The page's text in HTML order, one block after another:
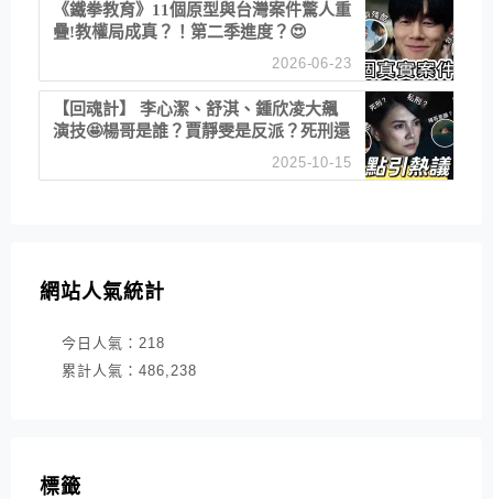
《鐵拳教育》11個原型與台灣案件驚人重
疊!教權局成真？！第二季進度？😍
2026-06-23
【回魂計】 李心潔、舒淇、鍾欣凌大飆
演技🤩楊哥是誰？賈靜雯是反派？死刑還
2025-10-15
網站人氣統計
今日人氣： 218
累計人氣： 486,238
標籤